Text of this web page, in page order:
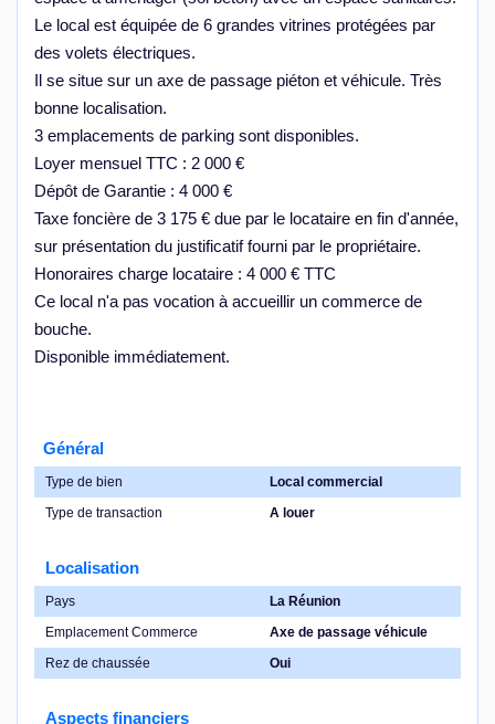
Le local est équipée de 6 grandes vitrines protégées par
des volets électriques.
Il se situe sur un axe de passage piéton et véhicule. Très
bonne localisation.
3 emplacements de parking sont disponibles.
Loyer mensuel TTC : 2 000 €
Dépôt de Garantie : 4 000 €
Taxe foncière de 3 175 € due par le locataire en fin d'année,
sur présentation du justificatif fourni par le propriétaire.
Honoraires charge locataire : 4 000 € TTC
Ce local n'a pas vocation à accueillir un commerce de
bouche.
Disponible immédiatement.
Général
Type de bien
Local commercial
Type de transaction
A louer
Localisation
Pays
La Réunion
Emplacement Commerce
Axe de passage véhicule
Rez de chaussée
Oui
Aspects financiers